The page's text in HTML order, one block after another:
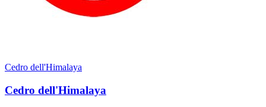
Cedro dell'Himalaya
Cedro dell'Himalaya